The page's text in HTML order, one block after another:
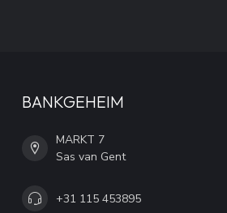
BANKGEHEIM
MARKT 7
Sas van Gent
+31 115 453895